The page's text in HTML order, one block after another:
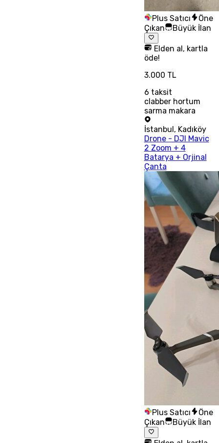
Plus Satıcı
Öne
Çıkan
Büyük İlan
Elden al, kartla
öde!
3.000 TL
6 taksit
clabber hortum
sarma makara
İstanbul , Kadıköy
Drone - DJI Mavic
2 Zoom + 4
Batarya + Orjinal
Çanta
Plus Satıcı
Öne
Çıkan
Büyük İlan